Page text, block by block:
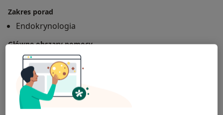
ramach Poradni Endokrynologicznej.
W 2013 roku ukończyłem kierunek lekarski na
Wydziale Lekarskim Collegium Medicum Uniwersytet
Jagielloński w Krakowie. Ponadto w 2020 ukończyłem
studia inżynierskie na kierunku Informatyka na
Wydziale Informatyki, Elektroniki i Telekomunikacji
Akademii Górniczo-Hutniczej w Krakowie. W 2022
Zakres porad
Endokrynologia
Główne obszary pomocy
Wole tarczycy
Choroba Hashimoto
Guzy tarczycy
Nadczynność tarczycy
Choroby endokrynologiczne
Pacjenci których przyjmuję